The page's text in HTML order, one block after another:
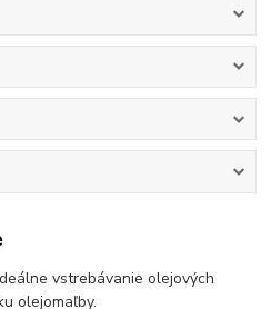
vstrebávanie olejových
olejomaľby.